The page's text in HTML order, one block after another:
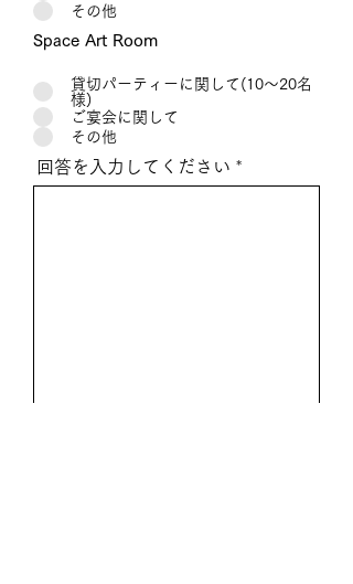
その他
Space Art Room
貸切パーティーに関して(10～20名
様)
ご宴会に関して
その他
回答を入力してください